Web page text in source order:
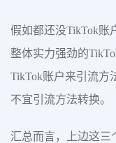
假如都还没TikTok账
整体实力强劲的
TikTok账户来引流方
不宜引流方法转换。
汇总而言，上边这三